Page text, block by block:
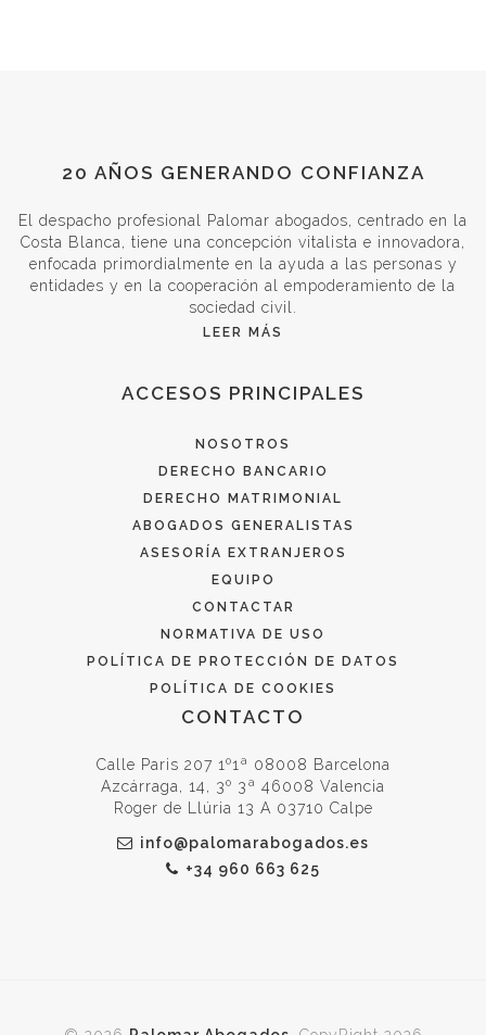
20 AÑOS GENERANDO CONFIANZA
El despacho profesional Palomar abogados, centrado en la
Costa Blanca, tiene una concepción vitalista e innovadora,
enfocada primordialmente en la ayuda a las personas y
entidades y en la cooperación al empoderamiento de la
sociedad civil.
LEER MÁS
ACCESOS PRINCIPALES
NOSOTROS
DERECHO BANCARIO
DERECHO MATRIMONIAL
ABOGADOS GENERALISTAS
ASESORÍA EXTRANJEROS
EQUIPO
CONTACTAR
NORMATIVA DE USO
POLÍTICA DE PROTECCIÓN DE DATOS
POLÍTICA DE COOKIES
CONTACTO
Calle Paris 207 1º1ª 08008 Barcelona
Azcárraga, 14, 3º 3ª 46008 Valencia
Roger de Llúria 13 A 03710 Calpe
info@palomarabogados.es
+34 960 663 625